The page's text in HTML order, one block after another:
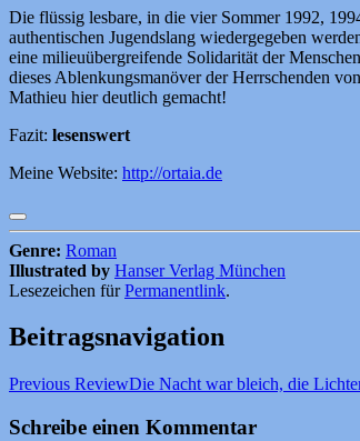
Die flüssig lesbare, in die vier Sommer 1992,
authentischen Jugendslang wiedergegeben
eine milieuübergreifende Solidarität der
dieses Ablenkungsmanöver der Herrschenden
Mathieu hier deutlich gemacht!
Fazit: lesenswert
Meine Website: http://ortaia.de
Genre: Roman
Illustrated by Hanser Verlag München
Lesezeichen fürPermanentlink.
Beitragsnavigation
Previous ReviewDie Nacht war bleich, die
Schreibe einen Kommentar